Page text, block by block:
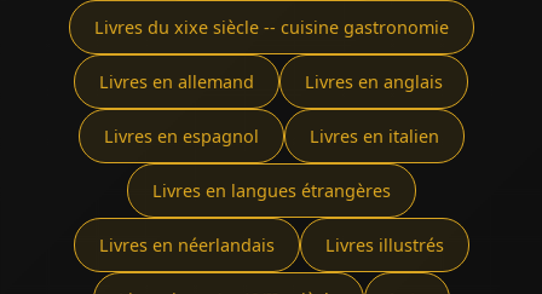
Livres du xixe siècle -- cuisine gastronomie
Livres en allemand Livres en anglais
Livres en espagnol Livres en italien
Livres en langues étrangères
Livres en néerlandais Livres illustrés